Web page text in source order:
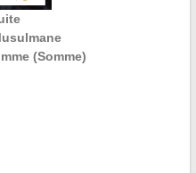
(Somme)